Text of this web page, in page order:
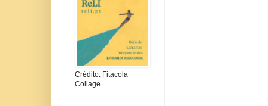
Crédito: Fitacola
Collage